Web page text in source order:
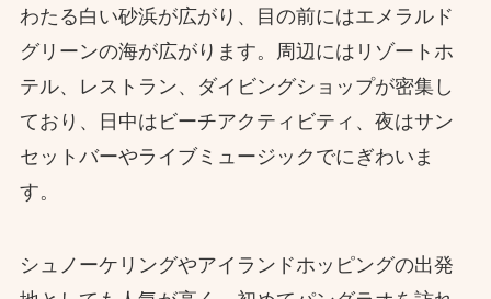
わたる白い砂浜が広がり、目の前にはエメラルド
グリーンの海が広がります。周辺にはリゾートホ
テル、レストラン、ダイビングショップが密集し
ており、日中はビーチアクティビティ、夜はサン
セットバーやライブミュージックでにぎわいま
す。
シュノーケリングやアイランドホッピングの出発